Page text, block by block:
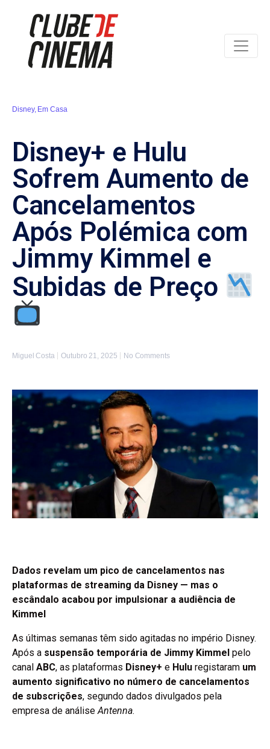
Disney, Em Casa
Disney+ e Hulu
Sofrem Aumento de
Cancelamentos
Após Polémica com
Jimmy Kimmel e
Subidas de Preço
Miguel Costa Outubro 21, 2025 No Comments
Dados revelam um pico de cancelamentos nas
plataformas de streaming da Disney — mas o
escândalo acabou por impulsionar a audiência de
Kimmel
As últimas semanas têm sido agitadas no império Disney.
Após a suspensão temporária de Jimmy Kimmel pelo
canal ABC, as plataformas Disney+ e Hulu registaram um
aumento significativo no número de cancelamentos
de subscrições, segundo dados divulgados pela
empresa de análiseAntenna.